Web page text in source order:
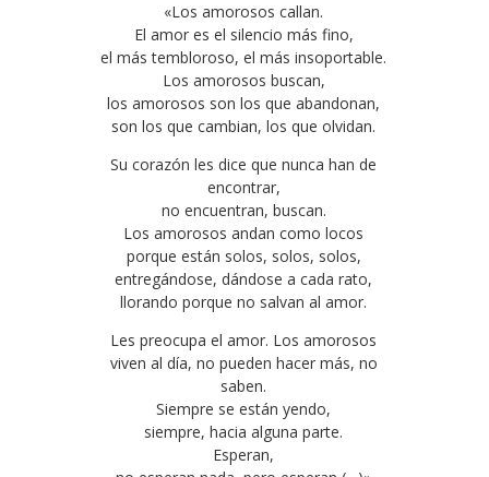
«Los amorosos callan.
El amor es el silencio más fino,
el más tembloroso, el más insoportable.
Los amorosos buscan,
los amorosos son los que abandonan,
son los que cambian, los que olvidan.
Su corazón les dice que nunca han de
encontrar,
no encuentran, buscan.
Los amorosos andan como locos
porque están solos, solos, solos,
entregándose, dándose a cada rato,
llorando porque no salvan al amor.
Les preocupa el amor. Los amorosos
viven al día, no pueden hacer más, no
saben.
Siempre se están yendo,
siempre, hacia alguna parte.
Esperan,